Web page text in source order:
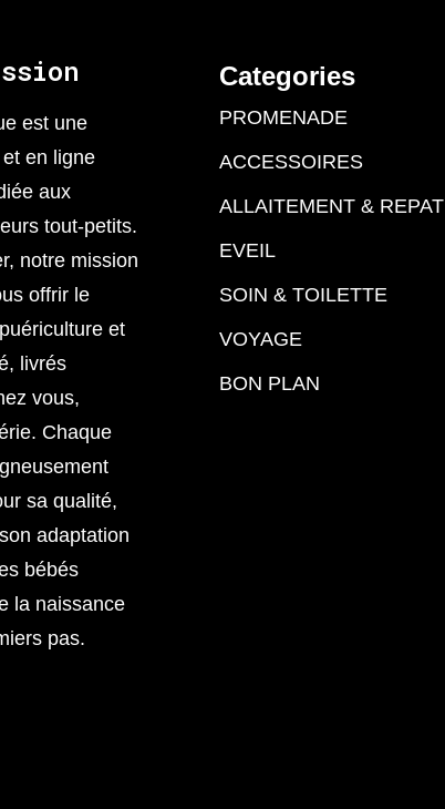
est une
en ligne
aux
tout-petits.
notre mission
offrir le
et
livrés
vous,
Chaque
sa qualité,
adaptation
bébés
la naissance
pas.
Categories
PROMENADE
ACCESSOIRES
ALLAITEMENT & REPAT
EVEIL
SOIN & TOILETTE
VOYAGE
BON PLAN